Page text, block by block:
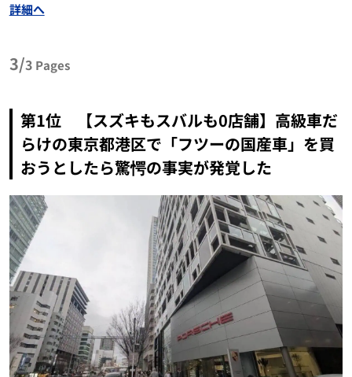
詳細へ
3/3 Pages
第1位 【スズキもスバルも0店舗】高級車だ
らけの東京都港区で「フツーの国産車」を買
おうとしたら驚愕の事実が発覚した